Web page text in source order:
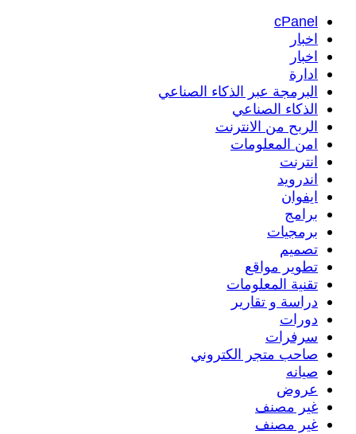
cPanel
اخبار
اخبار
ادارة
البرمجة عبر الذكاء الصناعي
الذكاء الصناعي
الربح من الانترنت
امن المعلومات
انترنت
اندرويد
ايفوان
برامج
برمجيات
تصميم
تطوير مواقع
تقنية المعلومات
دراسة و تقارير
دورات
سرفرات
صاحب متجر الكتروني
صيانه
عروض
غير مصنف
غير مصنف